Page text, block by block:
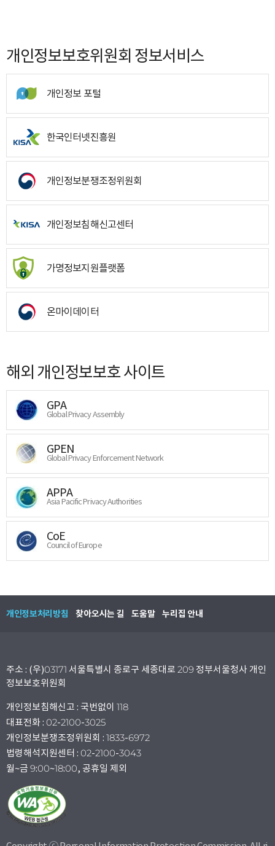
개인정보보호위원회 정보서비스
개인정보 포털
한국인터넷진흥원
개인정보분쟁조정위원회
개인정보침해신고센터
가명정보지원플랫폼
온마이데이터
해외 개인정보보호 사이트
GPA
Global Privacy Assembly
GPEN
Global Privacy Enforcement Network
APPA
Asia Pacific Privacy Authorities
CoE
Council of Europe
개인정보처리방침 찾아오시는 길 도움말 누리집 안내
주소 : (우)03171 서울특별시 종로구 세종대로 209 정부서울청사 개인
정보보호위원회
개인정보침해신고 : 국번없이 118
대표전화 : 02-2100-3025
개인정보분쟁조정위원회 : 1833-6972
법령해석지원센터 : 02-2100-3043
월~금 9:00~18:00, 공휴일 제외